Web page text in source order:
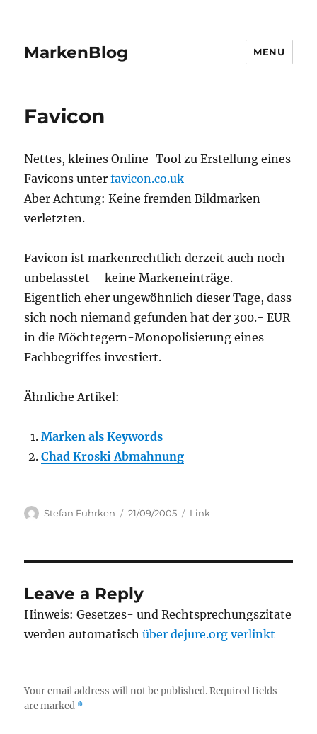
MarkenBlog MENU
Favicon
Nettes, kleines Online-Tool zu Erstellung eines
Favicons unterfavicon.co.uk
Aber Achtung: Keine fremden Bildmarken
verletzten.
Favicon ist markenrechtlich derzeit auch noch
unbelasstet – keine Markeneinträge.
Eigentlich eher ungewöhnlich dieser Tage, dass
sich noch niemand gefunden hat der 300.- EUR
in die Möchtegern-Monopolisierung eines
Fachbegriffes investiert.
Ähnliche Artikel:
Marken als Keywords
Chad Kroski Abmahnung
Author
Stefan Fuhrken
Posted
21/09/2005 Categories
Link
Leave a Reply
Hinweis: Gesetzes- und Rechtsprechungszitate
werden automatischüber dejure.org verlinkt
Your email address will not be published. Required fields
are marked *